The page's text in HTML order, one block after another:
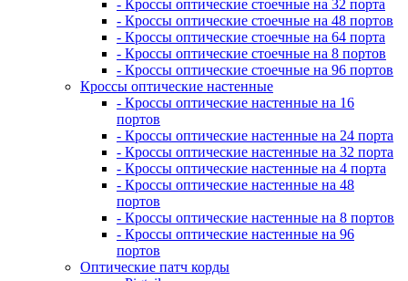
- Кроссы оптические стоечные на 32 порта
- Кроссы оптические стоечные на 48 портов
- Кроссы оптические стоечные на 64 порта
- Кроссы оптические стоечные на 8 портов
- Кроссы оптические стоечные на 96 портов
Кроссы оптические настенные
- Кроссы оптические настенные на 16
портов
- Кроссы оптические настенные на 24 порта
- Кроссы оптические настенные на 32 порта
- Кроссы оптические настенные на 4 порта
- Кроссы оптические настенные на 48
портов
- Кроссы оптические настенные на 8 портов
- Кроссы оптические настенные на 96
портов
Оптические патч корды